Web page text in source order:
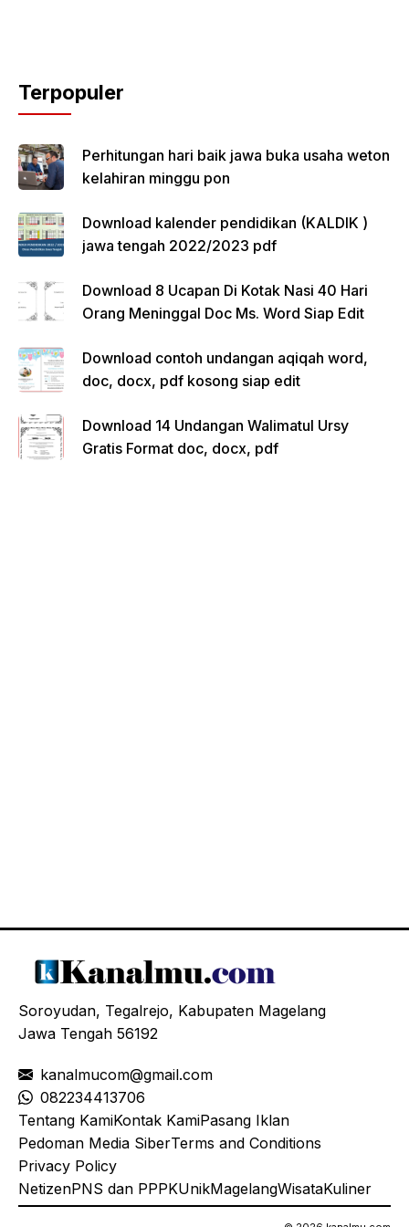
Terpopuler
Perhitungan hari baik jawa buka usaha weton
kelahiran minggu pon
Download kalender pendidikan (KALDIK )
jawa tengah 2022/2023 pdf
Download 8 Ucapan Di Kotak Nasi 40 Hari
Orang Meninggal Doc Ms. Word Siap Edit
Download contoh undangan aqiqah word,
doc, docx, pdf kosong siap edit
Download 14 Undangan Walimatul Ursy
Gratis Format doc, docx, pdf
Soroyudan, Tegalrejo, Kabupaten Magelang
Jawa Tengah 56192
kanalmucom@gmail.com
082234413706
Tentang KamiKontak KamiPasang Iklan
Pedoman Media SiberTerms and Conditions
Privacy Policy
NetizenPNS dan PPPKUnikMagelangWisataKuliner